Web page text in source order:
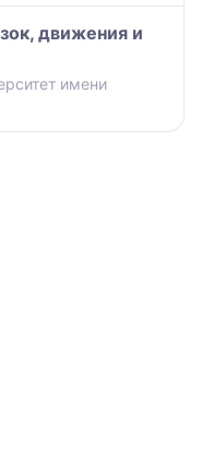
движения и
имени